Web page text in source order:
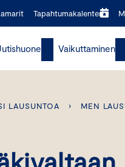
Tapahtumakalenteri
Vaikuttaminen
LAUSUNTOA ›
MEN